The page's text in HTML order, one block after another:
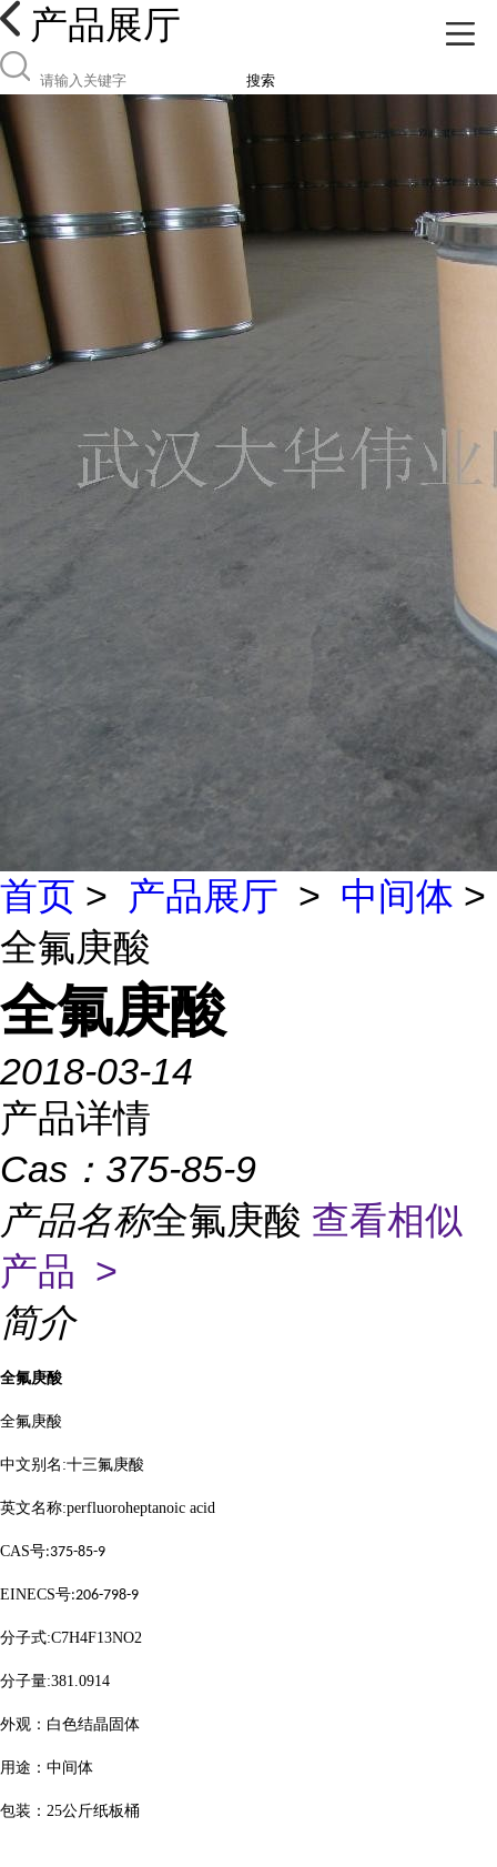
产品展厅
搜索
首页 > 产品展厅 > 中间体 >
全氟庚酸
全氟庚酸
2018-03-14
产品详情
Cas： 375-85-9
产品名称全氟庚酸 查看相似
产品 >
简介
全氟庚酸
全氟庚酸
中文别名 :十三氟庚酸
英文名称:perfluoroheptanoic acid
CAS号:375-85-9
EINECS号:206-798-9
分子式:C7H4F13NO2
分子量:381.0914
外观：白色结晶固体
用途：中间体
包装： 25公斤纸板桶